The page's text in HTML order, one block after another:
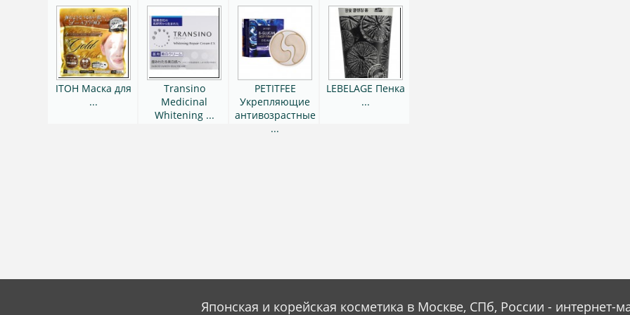
ITOH Маска для
...
Transino
Medicinal
Whitening ...
PETITFEE
Укрепляющие
антивозрастные
...
LEBELAGE Пенка
...
Японская и корейская косметика в Москве, СПб, России - интернет-